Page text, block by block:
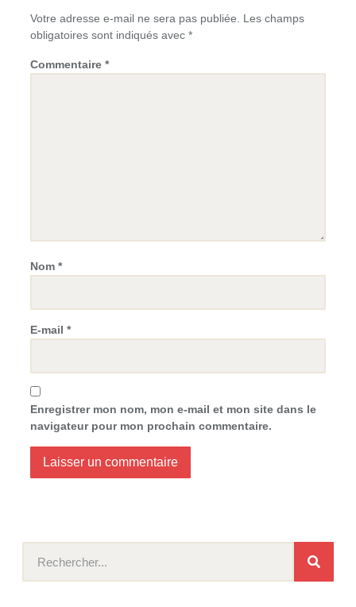
Votre adresse e-mail ne sera pas publiée. Les champs
obligatoires sont indiqués avec *
Commentaire *
Nom *
E-mail *
Enregistrer mon nom, mon e-mail et mon site dans le
navigateur pour mon prochain commentaire.